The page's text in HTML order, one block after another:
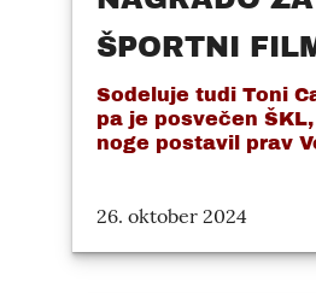
ŠPORTNI
Sodeluje tudi Toni
pa je posvečen
noge postavil prav
26. oktober 2024